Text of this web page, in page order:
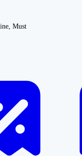
Must